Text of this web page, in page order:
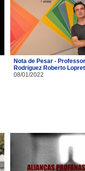
Nota de Pesar -
Rodriguez Roberto
08/01/2022